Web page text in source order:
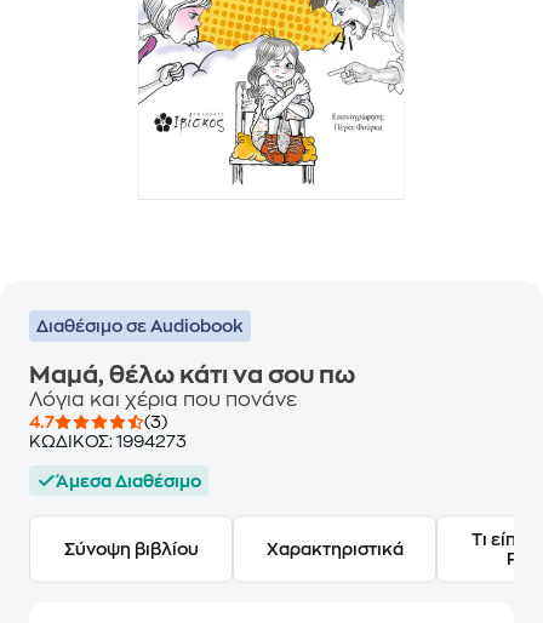
Διαθέσιμο σε Audiobook
Μαμά, θέλω κάτι να σου πω
Λόγια και χέρια που πονάνε
4.7
(3)
ΚΩΔΙΚΟΣ: 1994273
Άμεσα Διαθέσιμο
Σύνοψη βιβλίου Χαρακτηριστικά
Τι